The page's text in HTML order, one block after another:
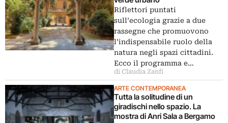
Riflettori puntati
sull’ecologia grazie a due
rassegne che promuovono
l’indispensabile ruolo della
natura negli spazi cittadini.
Ecco il programma e…
di Claudia Zanfi
ARTE CONTEMPORANEA
Tutta la solitudine di un
giradischi nello spazio. La
mostra di Anri Sala a Bergamo